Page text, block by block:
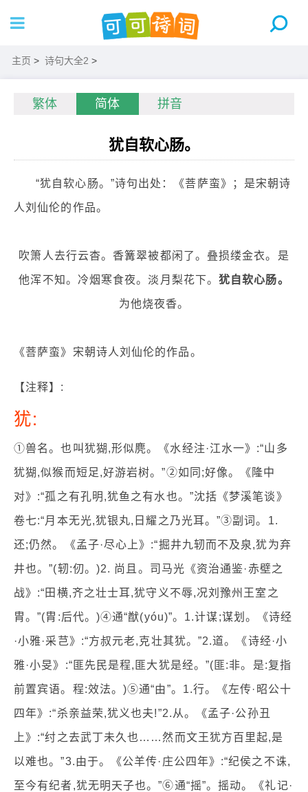
主页 > 诗句大全2 >
繁体 简体 拼音
犹自软心肠。
“犹自软心肠。”诗句出处：《菩萨蛮》；是宋朝诗
人刘仙伦的作品。
吹箫人去行云杳。香篝翠被都闲了。叠损缕金衣。是
他浑不知。冷烟寒食夜。淡月梨花下。犹自软心肠。
为他烧夜香。
《菩萨蛮》宋朝诗人刘仙伦的作品。
【注释】:
犹:
①兽名。也叫犹猢,形似麂。《水经注·江水一》:“山多
犹猢,似猴而短足,好游岩树。”②如同;好像。《隆中
对》:“孤之有孔明,犹鱼之有水也。”沈括《梦溪笔谈》
卷七:“月本无光,犹银丸,日耀之乃光耳。”③副词。1.
还;仍然。《孟子·尽心上》:“掘井九轫而不及泉,犹为弃
井也。”(轫:仞。)2. 尚且。司马光《资治通鉴·赤壁之
战》:“田横,齐之壮士耳,犹守义不辱,况刘豫州王室之
胄。”(胄:后代。)④通“猷(yóu)”。1.计谋;谋划。《诗经
·小雅·采芑》:“方叔元老,克壮其犹。”2.道。《诗经·小
雅·小旻》:“匪先民是程,匪大犹是经。”(匪:非。是:复指
前置宾语。程:效法。)⑤通“由”。1.行。《左传·昭公十
四年》:“杀亲益荣,犹义也夫!”2.从。《孟子·公孙丑
上》:“纣之去武丁未久也……然而文王犹方百里起,是
以难也。”3.由于。《公羊传·庄公四年》:“纪侯之不诛,
至今有纪者,犹无明天子也。”⑥通“摇”。摇动。《礼记·